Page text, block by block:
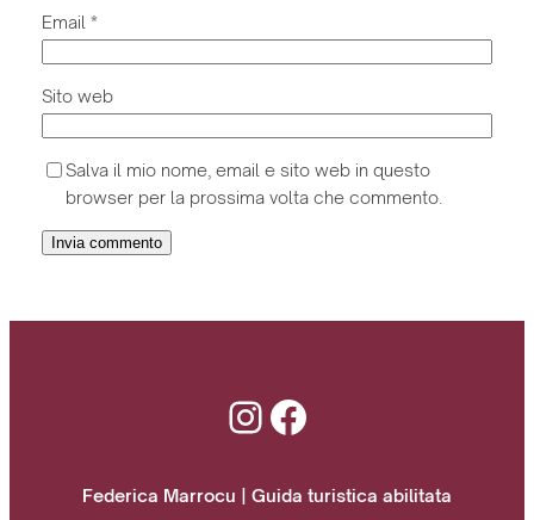
Email *
Sito web
Salva il mio nome, email e sito web in questo
browser per la prossima volta che commento.
Instagram
Facebook
Federica Marrocu | Guida turistica abilitata